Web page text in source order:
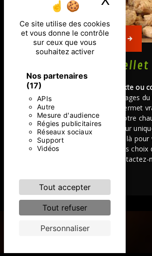
Ce site utilise des cookies
et vous donne le contrôle
sur ceux que vous
souhaitez activer
Nos partenaires
(17)
APIs
Autre
Mesure d'audience
Régies publicitaires
Réseaux sociaux
Support
Vidéos
Tout accepter
Tout refuser
Personnaliser
En savoir +
Poêle a pellet
Choisir un poêle à granulés mixte ou
opter à la fois pour les avantages
granulés ! Sa polyvalence vous permet
le meilleur choix concernant votre
budget etc. Votre interlocuteur
Chauffage Lorraine
est vraiment là
et vous aiguiller sur les meilleurs choix
design et couleurs. Contactez-